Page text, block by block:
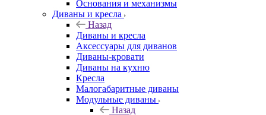
Основания и механизмы
Диваны и кресла
Назад
Диваны и кресла
Аксессуары для диванов
Диваны-кровати
Диваны на кухню
Кресла
Малогабаритные диваны
Модульные диваны
Назад